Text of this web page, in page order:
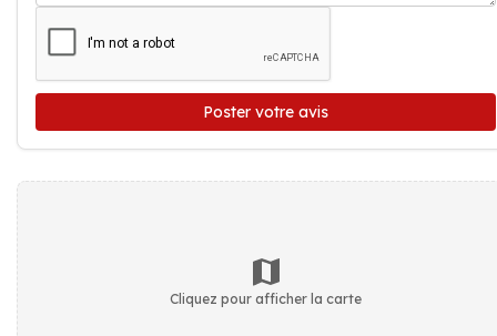
Poster votre avis
Cliquez pour afficher la carte